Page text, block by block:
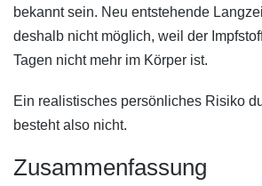
bekannt sein. Neu entstehende
deshalb nicht möglich, weil der
Tagen nicht mehr im Körper ist.
Ein realistisches persönliches Risiko
besteht also nicht.
Zusammenfassung